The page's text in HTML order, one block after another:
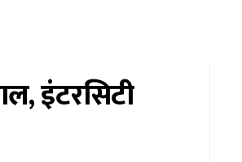
इंटरसिटी